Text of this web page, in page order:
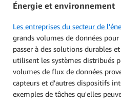
Énergie et environnement
Les entreprises du secteur de
grands volumes de données
passer à des solutions durables
utilisent les systèmes distribués
volumes de flux de données
capteurs et d'autres dispositifs
exemples de tâches qu'elles